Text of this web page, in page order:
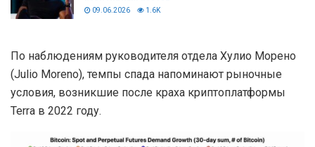
09.06.2026 1.6K
По наблюдениям руководителя отдела Хулио Морено
(Julio Moreno), темпы спада напоминают рыночные
условия, возникшие после краха криптоплатформы
Terra в 2022 году.